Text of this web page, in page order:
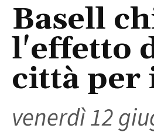
Basell
l'effetto
città per
venerdì 12